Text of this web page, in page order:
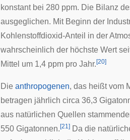
konstant bei 280 ppm. Die Bilanz
ausgeglichen. Mit Beginn der
Kohlenstoffdioxid-Anteil in der
wahrscheinlich der höchste Wert
Mittel um 1,4 ppm pro Jahr. [20]
Die anthropogenen, das heißt vom
betragen jährlich circa 36,3
aus natürlichen Quellen
550 Gigatonnen. [21] Da die